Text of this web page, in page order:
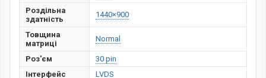
Роздільна
здатність
1440×900
Товщина
матриці
Normal
Роз'єм
30 pin
Інтерфейс
LVDS